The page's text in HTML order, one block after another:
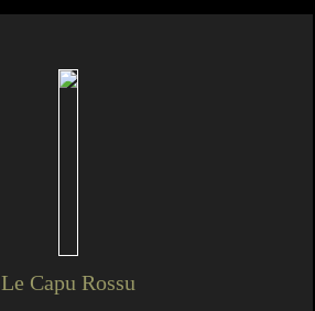
Le Capu Rossu